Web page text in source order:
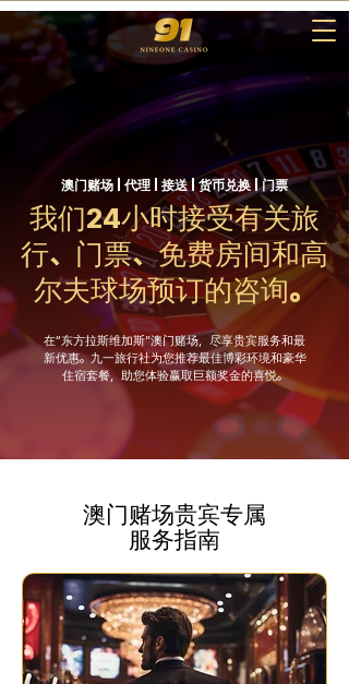
澳门赌场 | 代理 | 接送 | 货币兑换 | 门票
我们24小时接受有关旅
行、门票、免费房间和高
尔夫球场预订的咨询。
在“东方拉斯维加斯”澳门赌场，尽享贵宾服务和最
新优惠。九一旅行社为您推荐最佳博彩环境和豪华
住宿套餐，助您体验赢取巨额奖金的喜悦。
澳门赌场贵宾专属
服务指南